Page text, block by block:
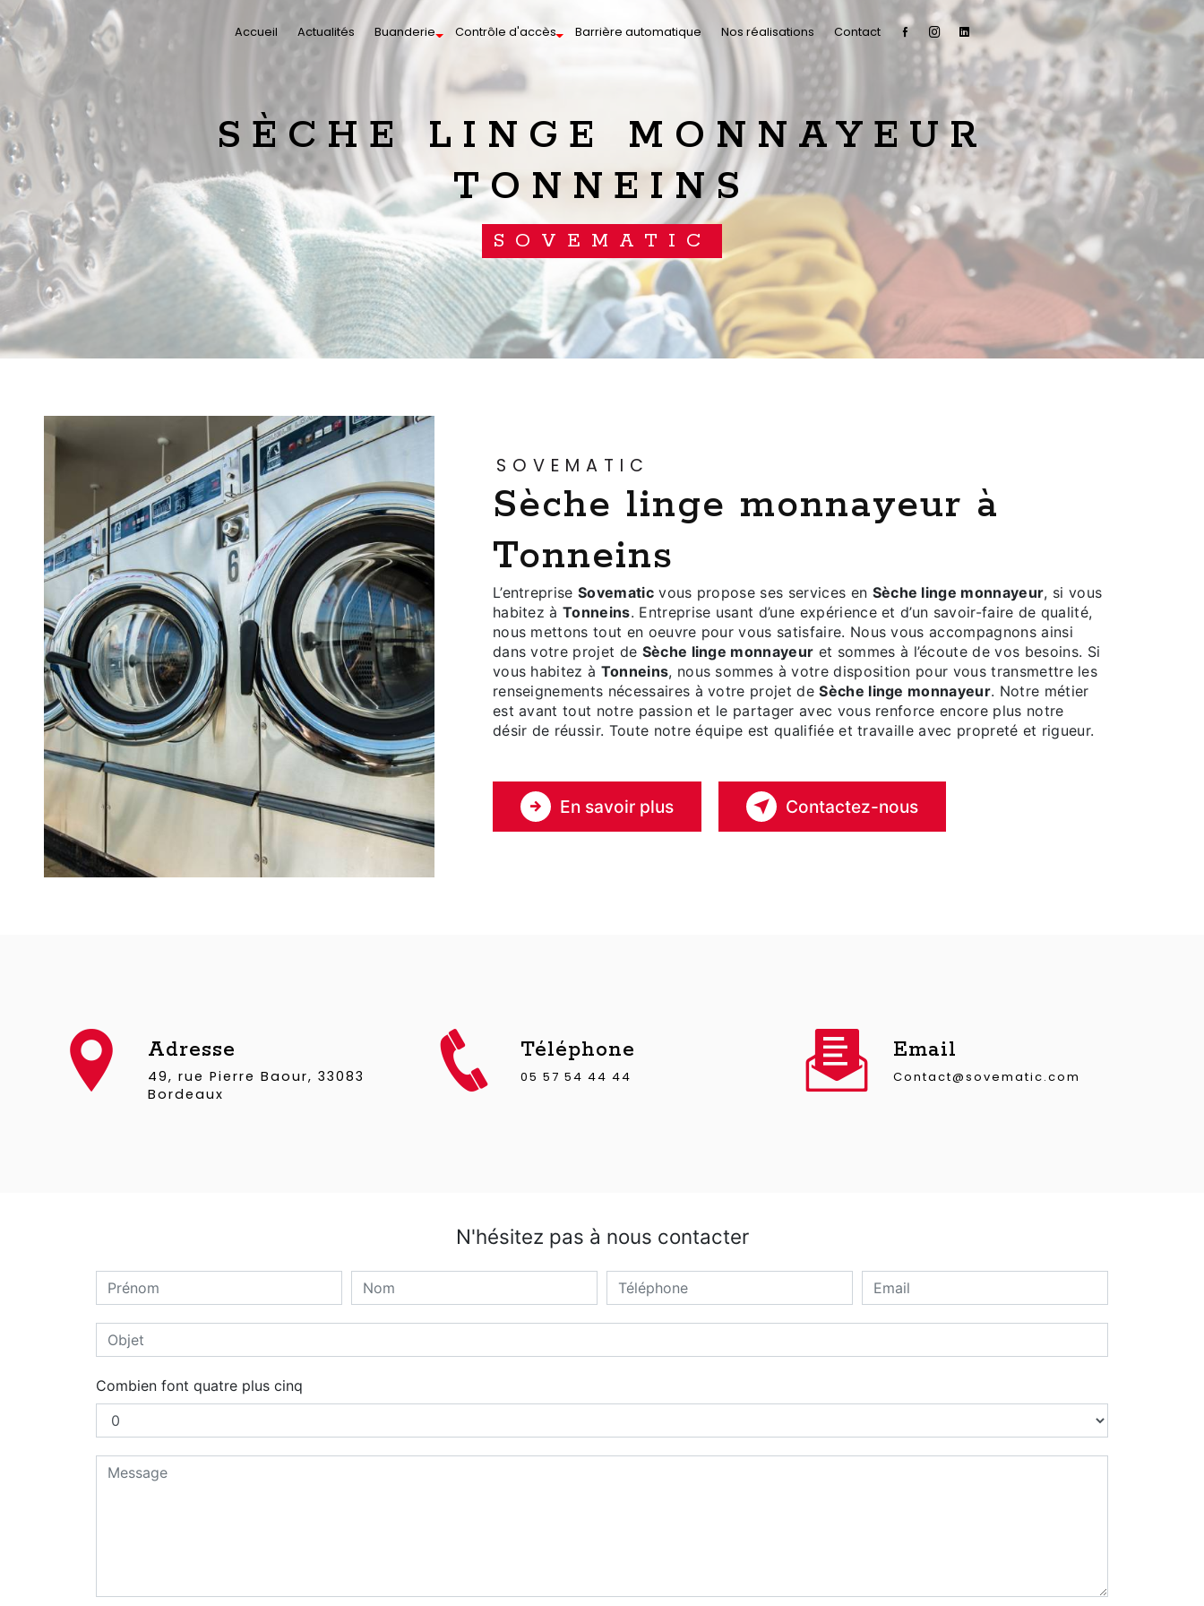
Accueil Actualités Buanderie Contrôle d'accès Barrière automatique Nos réalisations Contact
SÈCHE LINGE MONNAYEUR
TONNEINS
SOVEMATIC
SOVEMATIC
Sèche linge monnayeur à
Tonneins
L’entrepriseSovematicvous propose ses services en Sèche linge monnayeur, si vous
habitez àTonneins. Entreprise usant d’une expérience et d’un savoir-faire de qualité,
nous mettons tout en oeuvre pour vous satisfaire. Nous vous accompagnons ainsi
dans votre projet de Sèche linge monnayeur et sommes à l’écoute de vos besoins. Si
vous habitez à Tonneins, nous sommes à votre disposition pour vous transmettre les
renseignements nécessaires à votre projet deSèche linge monnayeur. Notre métier
est avant tout notre passion et le partager avec vous renforce encore plus notre
désir de réussir. Toute notre équipe est qualifiée et travaille avec propreté et rigueur.
En savoir plus Contactez-nous
Adresse
49, rue Pierre Baour, 33083
Bordeaux
Téléphone
05 57 54 44 44
Email
contact@sovematic.com
N'hésitez pas à nous contacter
Combien font quatre plus cinq
Panneau de gestion des cookies